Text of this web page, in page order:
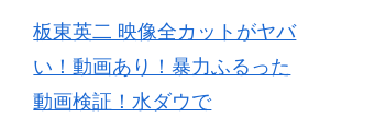
板東英二 映像全カットがヤバ
い！動画あり！暴力ふるった
動画検証！水ダウで